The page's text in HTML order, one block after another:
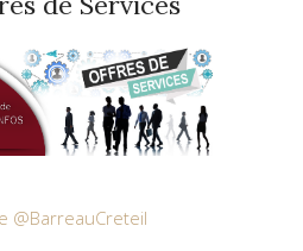
@BarreauCreteil